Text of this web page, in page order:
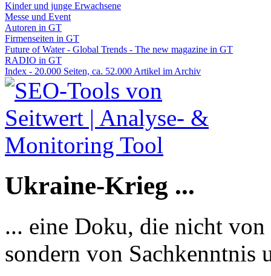
Kinder und junge Erwachsene
Messe und Event
Autoren in GT
Firmenseiten in GT
Future of Water - Global Trends - The new magazine in GT
RADIO in GT
Index - 20.000 Seiten, ca. 52.000 Artikel im Archiv
Ukraine-Krieg ...
... eine Doku, die nicht
sondern von Sachkenntnis